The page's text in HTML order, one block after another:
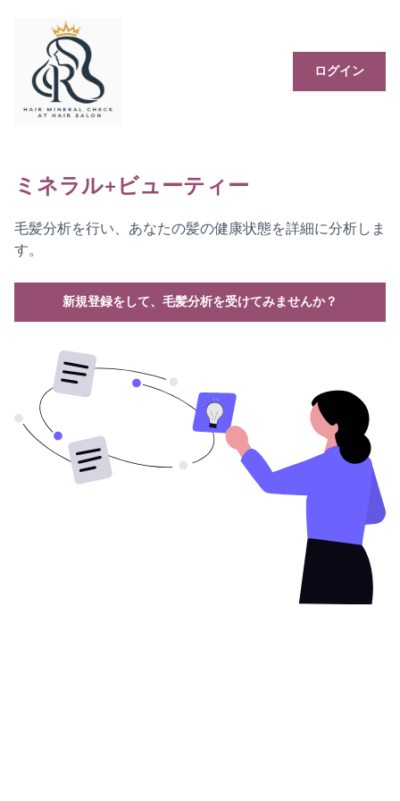
ログイン
ミネラル+ビューティー
毛髪分析を行い、あなたの髪の健康状態を詳細に分析しま
す。
新規登録をして、毛髪分析を受けてみませんか？